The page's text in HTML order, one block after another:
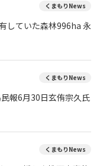
くまもりNews
していた森林996ha 永
くまもりNews
報6月30日玄侑宗久氏
くまもりNews